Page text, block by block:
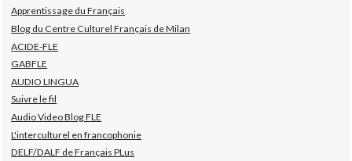
Apprentissage du Français
Blog du Centre Culturel Français de Milan
ACIDE-FLE
GABFLE
AUDIO LINGUA
Suivre le fil
Audio Video Blog FLE
L'interculturel en francophonie
DELF/DALF de Français PLus